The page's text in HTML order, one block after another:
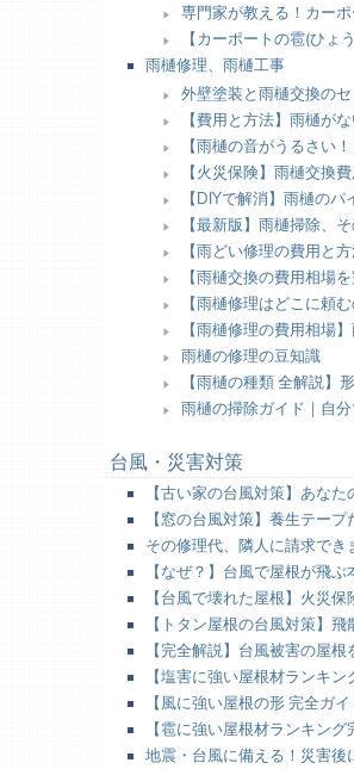
専門家が教える！カー
【カーポートの雹(ひ
雨樋修理、雨樋工事
外壁塗装と雨樋交換の
【費用と方法】雨樋が
【雨樋の音がうるさい
【火災保険】雨樋交換
【DIYで解消】雨樋の
【最新版】雨樋掃除、
【雨どい修理の費用と
【雨樋交換の費用相場
【雨樋修理はどこに頼
【雨樋修理の費用相場
雨樋の修理の豆知識
【雨樋の種類 全解説
雨樋の掃除ガイド｜自
台風・災害対策
【古い家の台風対策】あな
【窓の台風対策】養生テー
その修理代、隣人に請求で
【なぜ？】台風で屋根が飛
【台風で壊れた屋根】火災
【トタン屋根の台風対策】
【完全解説】台風被害の屋
【塩害に強い屋根材ランキ
【風に強い屋根の形 完全ガ
【雹に強い屋根材ランキン
地震・台風に備える！災害後